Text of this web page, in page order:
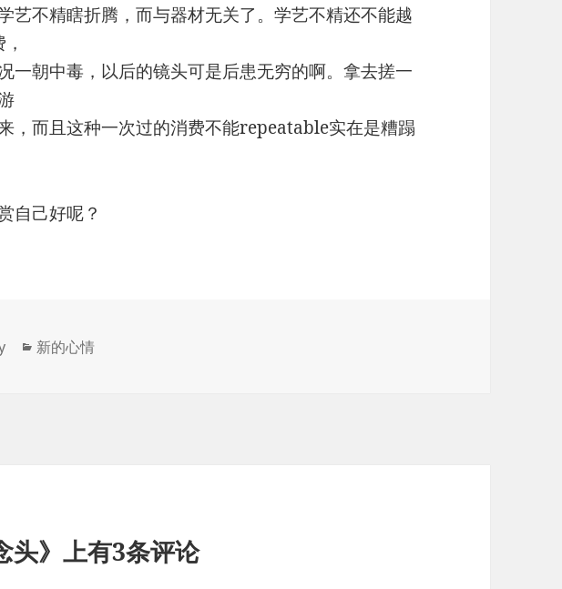
艺不精瞎折腾，而与器材无关了。学艺不精还不能越
一朝中毒，以后的镜头可是后患无穷的啊。拿去搓一
，而且这种一次过的消费不能repeatable实在是糟蹋
自己好呢？
分
新的心情
头》上有3条评论